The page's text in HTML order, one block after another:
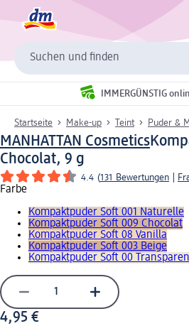
Suchen und finden
IMMERGÜNSTIG
Startseite Make-up Teint Puder &
MANHATTAN Cosmetics
Chocolat, 9 g
4.4 (131 Bewertungen
Farbe
Kompaktpuder Soft 001 Naturelle
Kompaktpuder Soft 009 Chocolat
Kompaktpuder Soft 08 Vanilla
Kompaktpuder Soft 003 Beige
Kompaktpuder Soft 00
4,95 €